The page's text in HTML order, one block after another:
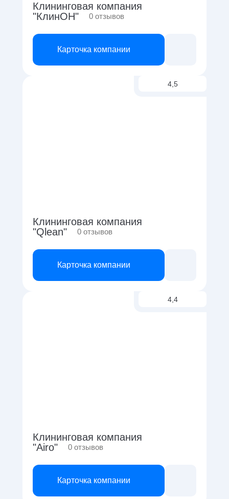
Клининговая компания
"КлинОН"
0 отзывов
Карточка компании
4,5
Клининговая компания
"Qlean"
0 отзывов
Карточка компании
4,4
Клининговая компания
"Airo"
0 отзывов
Карточка компании